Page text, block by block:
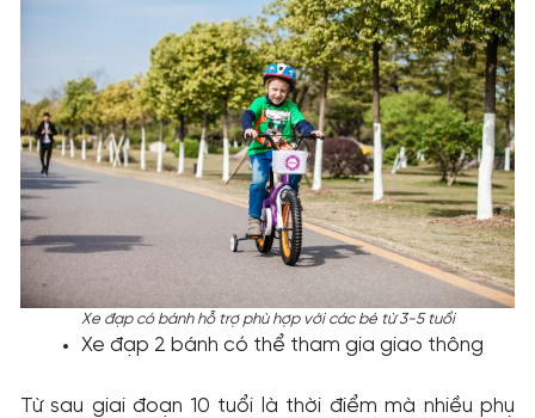
Xe đạp có bánh hỗ trợ phù hợp với các bé từ 3-5 tuổi
Xe đạp 2 bánh có thể tham gia giao thông
Từ sau giai đoạn 10 tuổi là thời điểm mà nhiều phụ